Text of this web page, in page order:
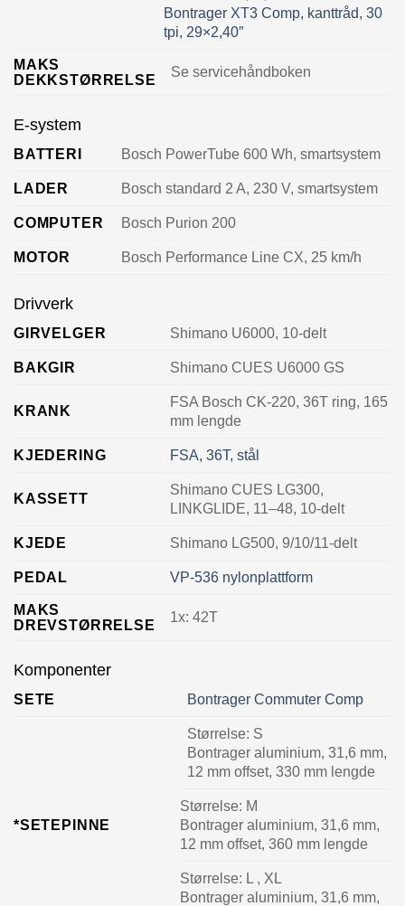
Bontrager XT3 Comp, kanttråd, 30
tpi, 29×2,40″
MAKS
DEKKSTØRRELSE
Se servicehåndboken
E-system
BATTERI Bosch PowerTube 600 Wh, smartsystem
LADER Bosch standard 2 A, 230 V, smartsystem
COMPUTER Bosch Purion 200
MOTOR Bosch Performance Line CX, 25 km/h
Drivverk
GIRVELGER Shimano U6000, 10-delt
BAKGIR Shimano CUES U6000 GS
KRANK
FSA Bosch CK-220, 36T ring, 165
mm lengde
KJEDERING FSA, 36T, stål
KASSETT
Shimano CUES LG300,
LINKGLIDE, 11–48, 10-delt
KJEDE Shimano LG500, 9/10/11-delt
PEDAL
VP-536 nylonplattform
MAKS
DREVSTØRRELSE
1x: 42T
Komponenter
SETE Bontrager Commuter Comp
*SETEPINNE
Størrelse: S
Bontrager aluminium, 31,6 mm,
12 mm offset, 330 mm lengde
Størrelse: M
Bontrager aluminium, 31,6 mm,
12 mm offset, 360 mm lengde
Størrelse: L , XL
Bontrager aluminium, 31,6 mm,